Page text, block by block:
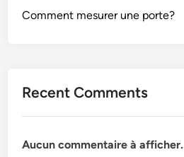
Comment mesurer une porte?
Recent Comments
Aucun commentaire à afficher.